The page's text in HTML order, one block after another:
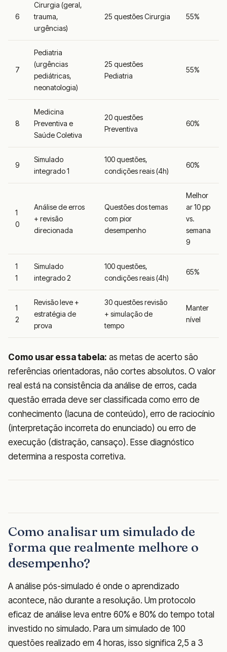
6
Cirurgia (geral,
trauma,
urgências)
25 questões Cirurgia 55%
7
Pediatria
(urgências
pediátricas,
neonatologia)
25 questões
Pediatria
55%
8
Medicina
Preventiva e
Saúde Coletiva
20 questões
Preventiva
60%
9
Simulado
integrado 1
100 questões,
condições reais (4h)
60%
1
0
Análise de erros
+ revisão
direcionada
Questões dos temas
com pior
desempenho
Melhor
ar 10 pp
vs.
semana
9
1
1
Simulado
integrado 2
100 questões,
condições reais (4h)
65%
1
2
Revisão leve +
estratégia de
prova
30 questões revisão
+ simulação de
tempo
Manter
nível
Como usar essa tabela: as metas de acerto são
referências orientadoras, não cortes absolutos. O valor
real está na consistência da análise de erros, cada
questão errada deve ser classificada como erro de
conhecimento (lacuna de conteúdo), erro de raciocínio
(interpretação incorreta do enunciado) ou erro de
execução (distração, cansaço). Esse diagnóstico
determina a resposta corretiva.
Como analisar um simulado de
forma que realmente melhore o
desempenho?
A análise pós-simulado é onde o aprendizado
acontece, não durante a resolução. Um protocolo
eficaz de análise leva entre 60% e 80% do tempo total
investido no simulado. Para um simulado de 100
questões realizado em 4 horas, isso significa 2,5 a 3